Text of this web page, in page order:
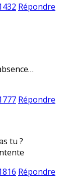
Répondre
Répondre
tu ?
Répondre